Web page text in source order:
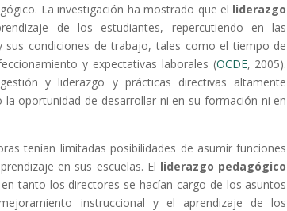
La investigación ha mostrado que el liderazgo
de los estudiantes, repercutiendo en las
condiciones de trabajo, tales como el tiempo de
y expectativas laborales (OCDE, 2005).
y liderazgo y prácticas directivas altamente
oportunidad de desarrollar ni en su formación ni en
tenían limitadas posibilidades de asumir funciones
en sus escuelas. El liderazgo pedagógico
tanto los directores se hacían cargo de los asuntos
instruccional y el aprendizaje de los